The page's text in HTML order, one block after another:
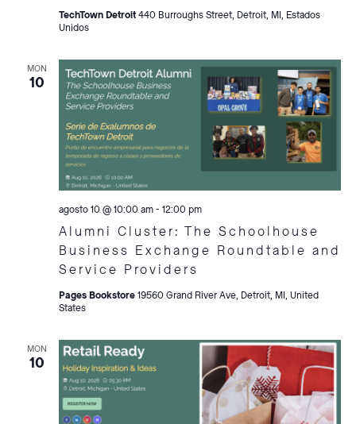
TechTown Detroit 440 Burroughs Street, Detroit, MI, Estados
Unidos
MON
10
Alumni Cluster: The Schoolhouse
Business Exchange Roundtable and
Service Providers
agosto 10 @ 10:00 am- 12:00 pm
Pages Bookstore19560 Grand River Ave, Detroit, MI, United
States
MON
10